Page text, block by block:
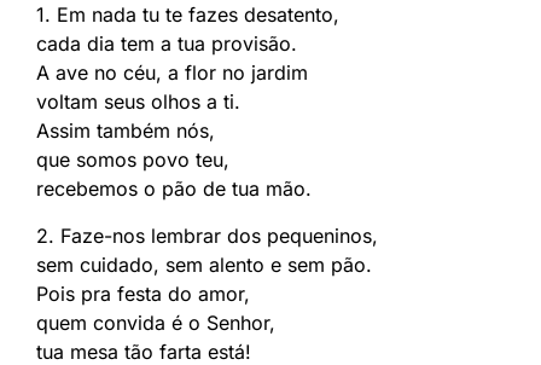
1. Em nada tu te fazes desatento,
cada dia tem a tua provisão.
A ave no céu, a flor no jardim
voltam seus olhos a ti.
Assim também nós,
que somos povo teu,
recebemos o pão de tua mão.
2. Faze-nos lembrar dos pequeninos,
sem cuidado, sem alento e sem pão.
Pois pra festa do amor,
quem convida é o Senhor,
tua mesa tão farta está!